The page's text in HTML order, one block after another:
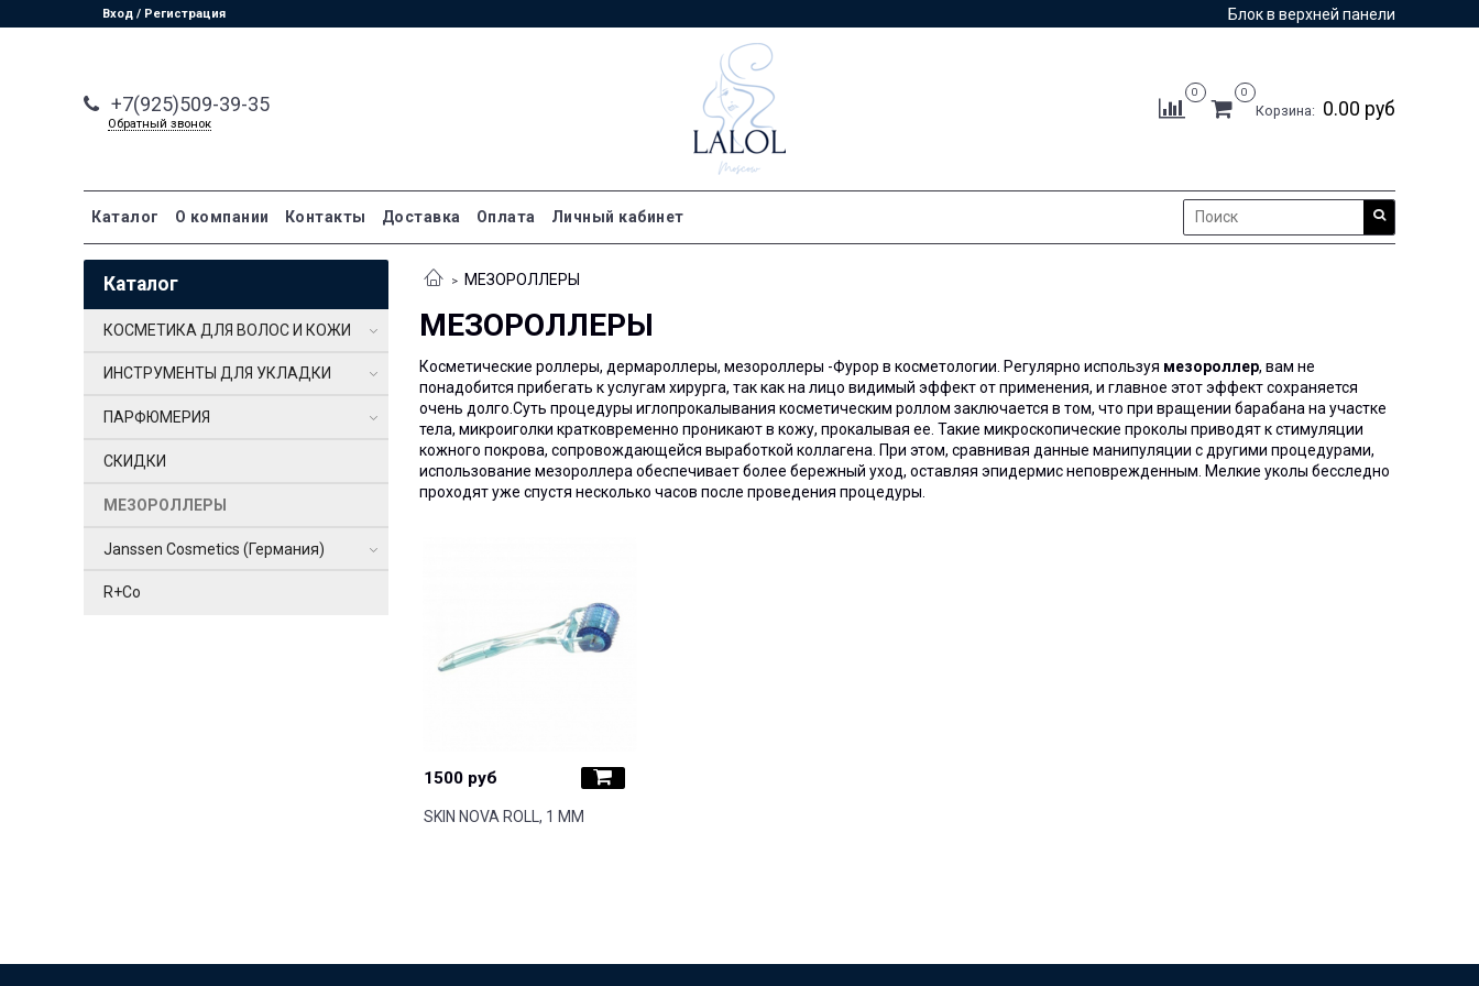
Вход / Регистрация Блок в верхней панели
+7(925)509-39-35
Обратный звонок
0 0
Корзина: 0.00 руб
Каталог О компании Контакты Доставка Оплата Личный кабинет
МЕЗОРОЛЛЕРЫ
МЕЗОРОЛЛЕРЫ
Косметические роллеры, дермароллеры, мезороллеры -Фурор в косметологии. Регулярно используя мезороллер, вам не
понадобится прибегать к услугам хирурга, так как на лицо видимый эффект от применения, и главное этот эффект сохраняется
очень долго.Суть процедуры иглопрокалывания косметическим роллом заключается в том, что при вращении барабана на участке
тела, микроиголки кратковременно проникают в кожу, прокалывая ее. Такие микроскопические проколы приводят к стимуляции
кожного покрова, сопровождающейся выработкой коллагена. При этом, сравнивая данные манипуляции с другими процедурами,
использование мезороллера обеспечивает более бережный уход, оставляя эпидермис неповрежденным. Мелкие уколы бесследно
проходят уже спустя несколько часов после проведения процедуры.
1500 руб
SKIN NOVA ROLL, 1 ММ
Каталог
КОСМЕТИКА ДЛЯ ВОЛОС И КОЖИ
ИНСТРУМЕНТЫ ДЛЯ УКЛАДКИ
ПАРФЮМЕРИЯ
СКИДКИ
МЕЗОРОЛЛЕРЫ
Janssen Cosmetics (Германия)
R+Co